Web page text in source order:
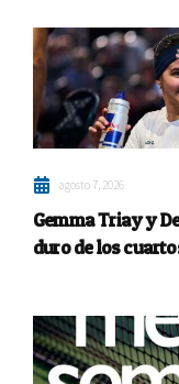
agosto 7, 2026
Gemma Triay y
duro de los